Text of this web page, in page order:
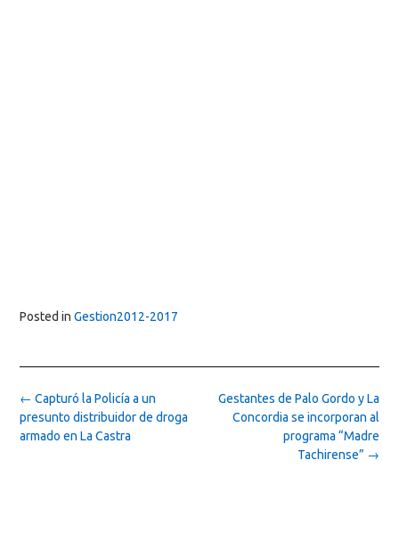
Posted in Gestion2012-2017
Post
navigation
Gestantes de Palo Gordo y La
Concordia se incorporan al
programa “Madre
Tachirense” →
← Capturó la Policía a un
presunto distribuidor de droga
armado en La Castra